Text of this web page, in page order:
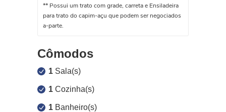
** Possui um trato com grade, carreta e Ensiladeira
para trato do capim-açu que podem ser negociados
a-parte.
Cômodos
1 Sala(s)
1 Cozinha(s)
1 Banheiro(s)